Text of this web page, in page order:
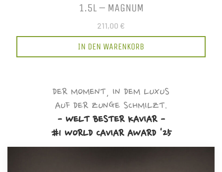
1.5L – MAGNUM
211,00 €
IN DEN WARENKORB
DER MOMENT, IN DEM LUXUS
AUF DER ZUNGE SCHMILZT.
- WELT BESTER KAVIAR -
#1 WORLD CAVIAR AWARD '25